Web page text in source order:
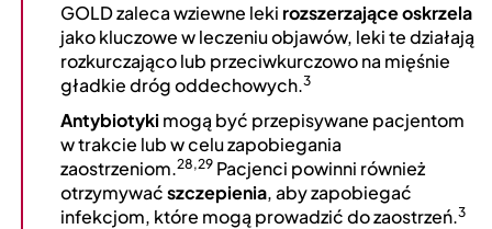
GOLD zaleca wziewne leki rozszerzające oskrzela
jako kluczowe w leczeniu objawów, leki te działają
rozkurczająco lub przeciwkurczowo na mięśnie
gładkie dróg oddechowych.3
Antybiotyki mogą być przepisywane pacjentom
w trakcie lub w celu zapobiegania
zaostrzeniom.28,29 Pacjenci powinni również
otrzymywaćszczepienia, aby zapobiegać
infekcjom, które mogą prowadzić do zaostrzeń.3